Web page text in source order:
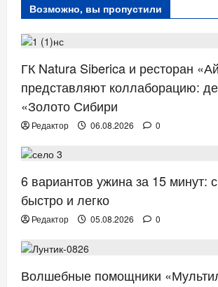
Возможно, вы пропустили
КРАСОТА РЕСТОРАНЫ
ГК Natura Siberica и ресторан
представляют коллаборацию:
«Золото Сибири
Редактор 06.08.2026
0
6 вариантов ужина за 15 минут:
быстро и легко
Редактор 05.08.2026
0
Волшебные помощники